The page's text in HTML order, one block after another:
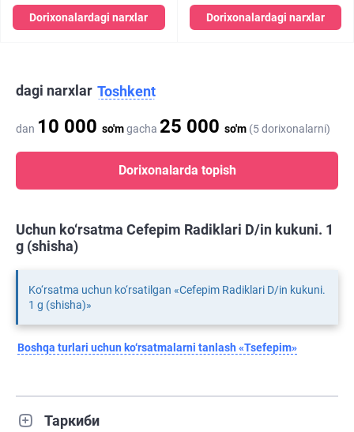
Dorixonalardagi narxlar Dorixonalardagi narxlar
dagi narxlar Toshkent
dan 10 000 so'mgacha 25 000 so'm (5 dorixonalarni)
Dorixonalarda topish
Uchun ko‘rsatma Cefepim Radiklari D/in kukuni. 1
g (shisha)
Ko‘rsatma uchun ko‘rsatilgan «Cefepim Radiklari D/in kukuni.
1 g (shisha)»
Boshqa turlari uchun ko‘rsatmalarni tanlash «Tsefepim»
Таркиби